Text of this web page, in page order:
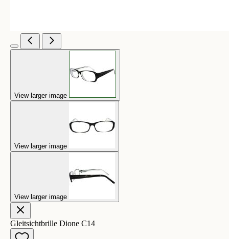
View larger image
View larger image
View larger image
Gleitsichtbrille Dione C14